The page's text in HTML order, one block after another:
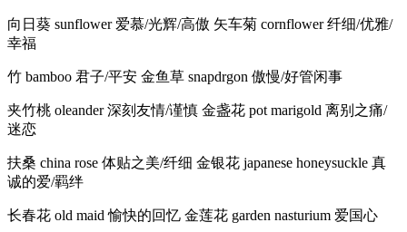
向日葵 sunflower 爱慕/光辉/高傲 矢车菊 cornflower 纤细/优雅/
幸福
竹 bamboo 君子/平安 金鱼草 snapdrgon 傲慢/好管闲事
夹竹桃 oleander 深刻友情/谨慎 金盏花 pot marigold 离别之痛/
迷恋
扶桑 china rose 体贴之美/纤细 金银花 japanese honeysuckle 真
诚的爱/羁绊
长春花 old maid 愉快的回忆 金莲花 garden nasturium 爱国心